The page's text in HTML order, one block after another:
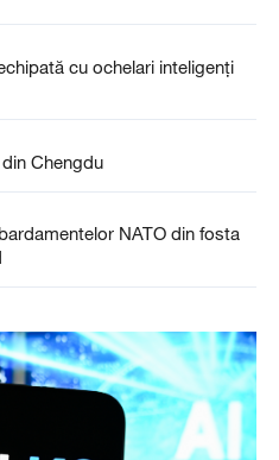
cu ochelari inteligenți
Chengdu
NATO din fosta